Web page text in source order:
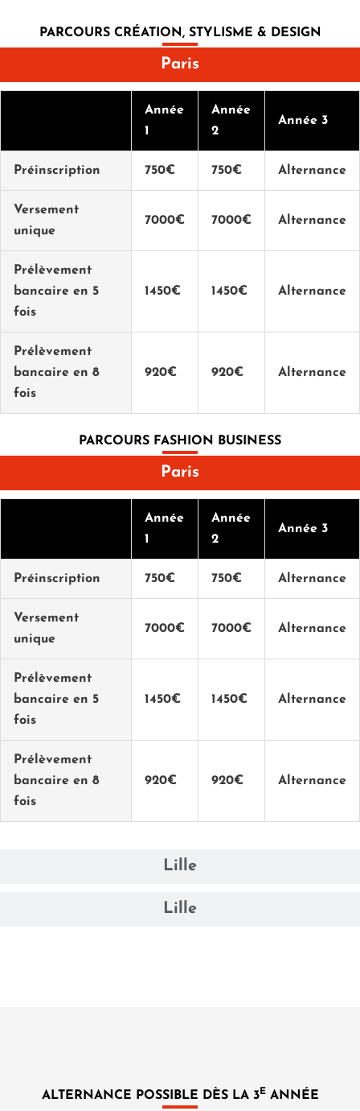
PARCOURS CRÉATION, STYLISME & DESIGN
Paris
Lille
Année
1
Année
2
Année 3
Préinscription 750€ 750€ Alternance
Versement
unique
7000€ 7000€ Alternance
Prélèvement
bancaire en 5
fois
1450€ 1450€ Alternance
Prélèvement
bancaire en 8
fois
920€ 920€ Alternance
PARCOURS FASHION BUSINESS
Paris
Lille
Année
1
Année
2
Année 3
Préinscription 750€ 750€ Alternance
Versement
unique
7000€ 7000€ Alternance
Prélèvement
bancaire en 5
fois
1450€ 1450€ Alternance
Prélèvement
bancaire en 8
fois
920€ 920€ Alternance
ALTERNANCE POSSIBLE DÈS LA 3 EANNÉE